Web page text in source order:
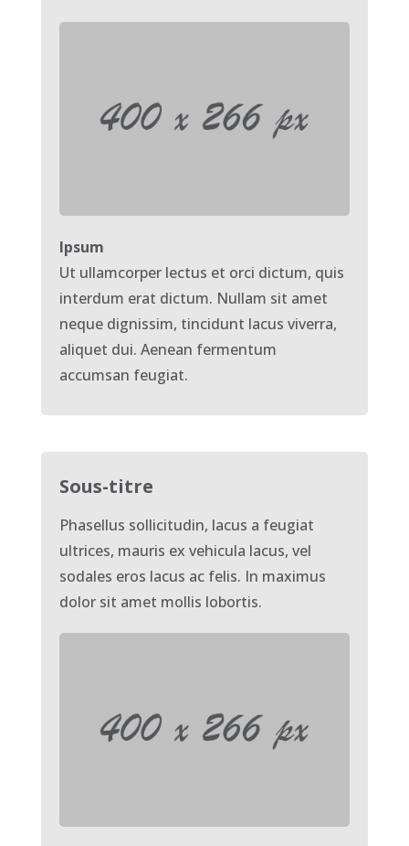
Ipsum
Ut ullamcorper lectus et orci dictum, quis
interdum erat dictum. Nullam sit amet
neque dignissim, tincidunt lacus viverra,
aliquet dui. Aenean fermentum
accumsan feugiat.
Sous-titre
Phasellus sollicitudin, lacus a feugiat
ultrices, mauris ex vehicula lacus, vel
sodales eros lacus ac felis. In maximus
dolor sit amet mollis lobortis.